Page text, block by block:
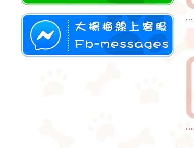
加入大楊梅吉娃娃LINE好友